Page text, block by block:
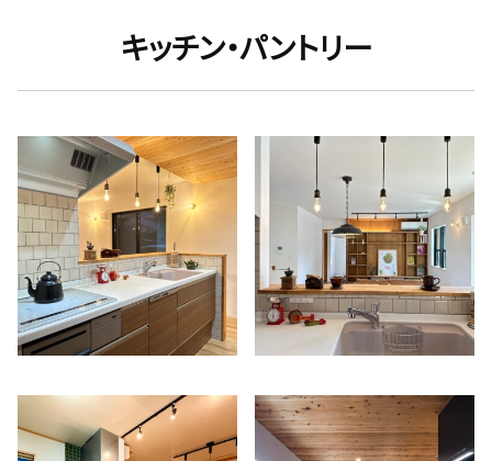
キッチン・パントリー